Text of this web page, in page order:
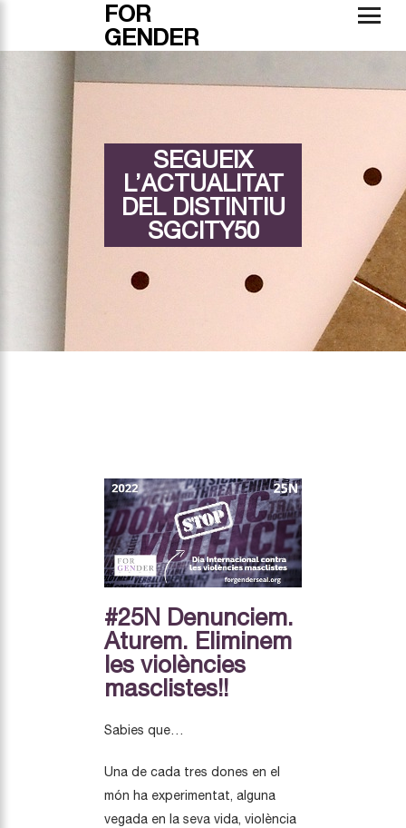
FOR
GENDER
SEGUEIX
L’ACTUALITAT
DEL DISTINTIU
SGCITY50
#25N Denunciem.
Aturem. Eliminem
les violències
masclistes!!
Sabies que…
Una de cada tres dones en el
món ha experimentat, alguna
vegada en la seva vida, violència